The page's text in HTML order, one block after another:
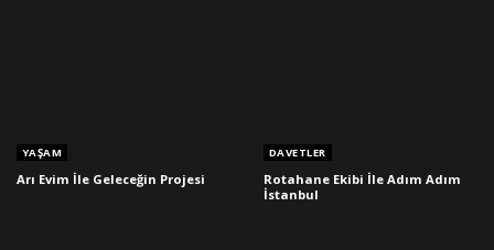
YAŞAM
Arı Evim İle Geleceğin Projesi
DAVETLER
Rotahane Ekibi İle Adım Adım
İstanbul